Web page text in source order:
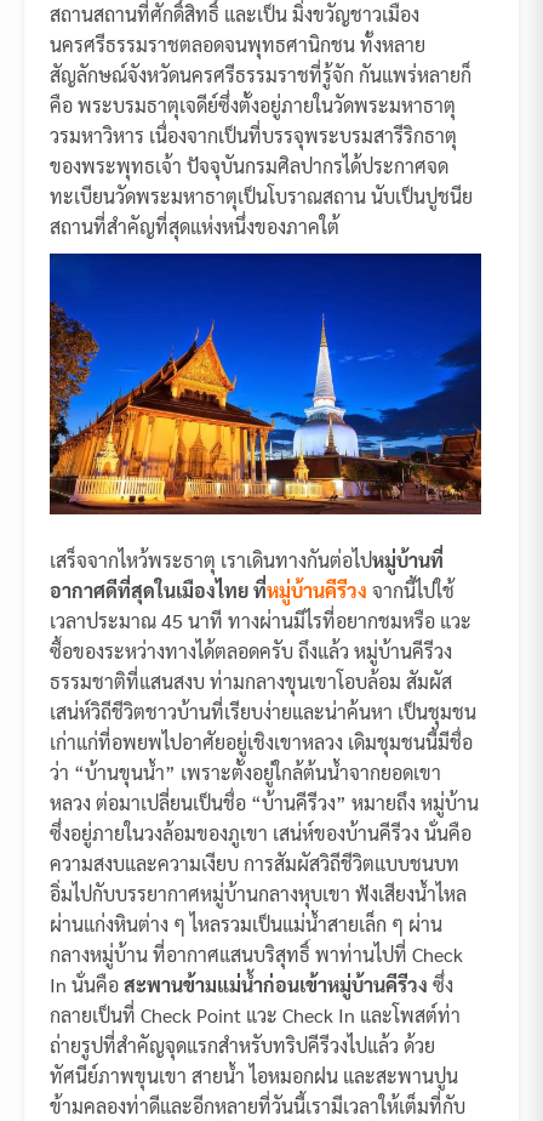
สถานสถานที่ศักดิ์สิทธิ์ และเป็น มิ่งขวัญชาวเมือง
นครศรีธรรมราชตลอดจนพุทธศานิกชน ทั้งหลาย
สัญลักษณ์จังหวัดนครศรีธรรมราชที่รู้จัก กันแพร่หลายก็
คือ พระบรมธาตุเจดีย์ซึ่งตั้งอยู่ภายในวัดพระมหาธาตุ
วรมหาวิหาร เนื่องจากเป็นที่บรรจุพระบรมสารีริกธาตุ
ของพระพุทธเจ้า ปัจจุบันกรมศิลปากรได้ประกาศจด
ทะเบียนวัดพระมหาธาตุเป็นโบราณสถาน นับเป็นปูชนีย
สถานที่สำคัญที่สุดแห่งหนึ่งของภาคใต้
เสร็จจากไหว้พระธาตุ เราเดินทางกันต่อไปหมู่บ้านที่
อากาศดีที่สุดในเมืองไทย ที่หมู่บ้านคีรีวง จากนี้ไปใช้
เวลาประมาณ 45 นาที ทางผ่านมีไรที่อยากชมหรือ แวะ
ซื้อของระหว่างทางได้ตลอดครับ ถึงแล้ว หมู่บ้านคีรีวง
ธรรมชาติที่แสนสงบ ท่ามกลางขุนเขาโอบล้อม สัมผัส
เสน่ห์วิถีชีวิตชาวบ้านที่เรียบง่ายและน่าค้นหา เป็นชุมชน
เก่าแก่ที่อพยพไปอาศัยอยู่เชิงเขาหลวง เดิมชุมชนนี้มีชื่อ
ว่า “บ้านขุนน้ำ” เพราะตั้งอยู่ใกล้ต้นน้ำจากยอดเขา
หลวง ต่อมาเปลี่ยนเป็นชื่อ “บ้านคีรีวง” หมายถึง หมู่บ้าน
ซึ่งอยู่ภายในวงล้อมของภูเขา เสน่ห์ของบ้านคีรีวง นั่นคือ
ความสงบและความเงียบ การสัมผัสวิถีชีวิตแบบชนบท
อิ่มไปกับบรรยากาศหมู่บ้านกลางหุบเขา ฟังเสียงน้ำไหล
ผ่านแก่งหินต่าง ๆ ไหลรวมเป็นแม่น้ำสายเล็ก ๆ ผ่าน
กลางหมู่บ้าน ที่อากาศแสนบริสุทธิ์ พาท่านไปที่ Check
In นั่นคือสะพานข้ามแม่น้ำก่อนเข้าหมู่บ้านคีรีวง ซึ่ง
กลายเป็นที่ Check Point แวะ Check In และโพสต์ท่า
ถ่ายรูปที่สำคัญจุดแรกสำหรับทริปคีรีวงไปแล้ว ด้วย
ทัศนีย์ภาพขุนเขา สายน้ำ ไอหมอกฝน และสะพานปูน
ข้ามคลองท่าดีและอีกหลายที่วันนี้เรามีเวลาให้เต็มที่กับ